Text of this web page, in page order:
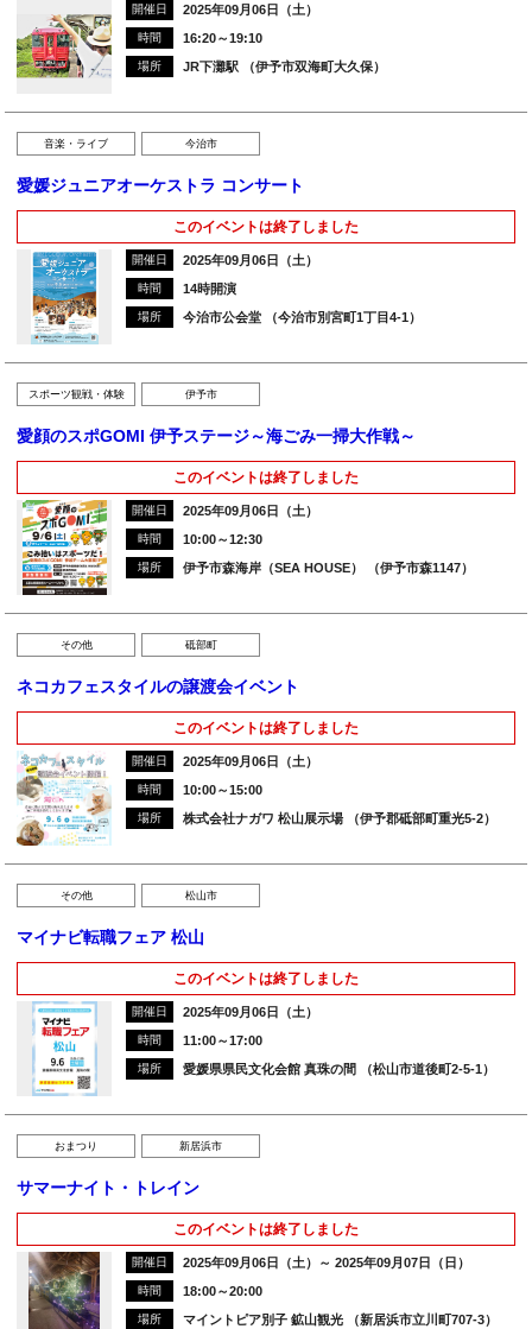
開催日 2025年09月06日（土）
時間 16:20～19:10
場所 JR下灘駅 （伊予市双海町大久保）
音楽・ライブ 今治市
愛媛ジュニアオーケストラ コンサート
このイベントは終了しました
開催日 2025年09月06日（土）
時間 14時開演
場所 今治市公会堂 （今治市別宮町1丁目4-1）
スポーツ観戦・体験 伊予市
愛顔のスポGOMI 伊予ステージ～海ごみ一掃大作戦～
このイベントは終了しました
開催日 2025年09月06日（土）
時間 10:00～12:30
場所 伊予市森海岸（SEA HOUSE） （伊予市森1147）
その他 砥部町
ネコカフェスタイルの譲渡会イベント
このイベントは終了しました
開催日 2025年09月06日（土）
時間 10:00～15:00
場所 株式会社ナガワ 松山展示場 （伊予郡砥部町重光5-2）
その他 松山市
マイナビ転職フェア 松山
このイベントは終了しました
開催日 2025年09月06日（土）
時間 11:00～17:00
場所 愛媛県県民文化会館 真珠の間 （松山市道後町2-5-1）
おまつり 新居浜市
サマーナイト・トレイン
このイベントは終了しました
開催日 2025年09月06日（土）～ 2025年09月07日（日）
時間 18:00～20:00
場所 マイントピア別子 鉱山観光 （新居浜市立川町707-3）